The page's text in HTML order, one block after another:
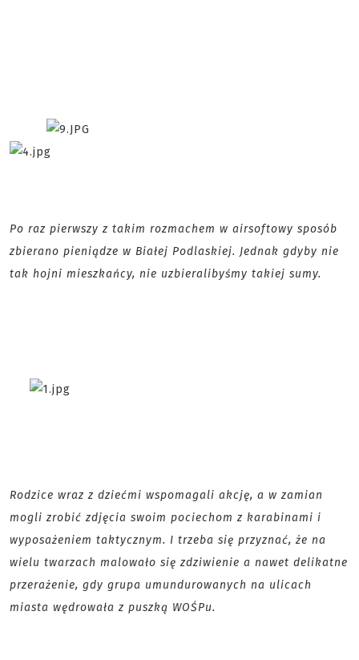
Po raz pierwszy z takim rozmachem w airsoftowy sposób
zbierano pieniądze w Białej Podlaskiej. Jednak gdyby nie
tak hojni mieszkańcy, nie uzbieralibyśmy takiej sumy.
Rodzice wraz z dziećmi wspomagali akcję, a w zamian
mogli zrobić zdjęcia swoim pociechom z karabinami i
wyposażeniem taktycznym. I trzeba się przyznać, że na
wielu twarzach malowało się zdziwienie a nawet delikatne
przerażenie, gdy grupa umundurowanych na ulicach
miasta wędrowała z puszką WOŚPu.